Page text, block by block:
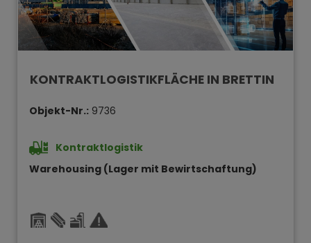
KONTRAKTLOGISTIKFLÄCHE IN BRETTIN
Objekt-Nr.: 9736
Kontraktlogistik
Warehousing (Lager mit Bewirtschaftung)